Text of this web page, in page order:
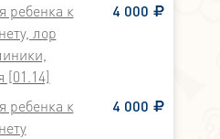
ребенка к
лор
[01.14]
4 000
ребенка к
4 000